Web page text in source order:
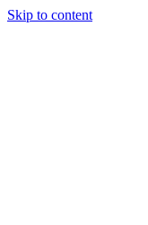
Skip to content